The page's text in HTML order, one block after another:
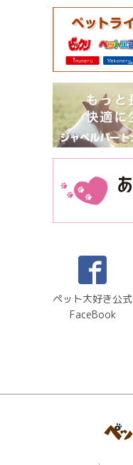
ペット大好き公式
FaceBook